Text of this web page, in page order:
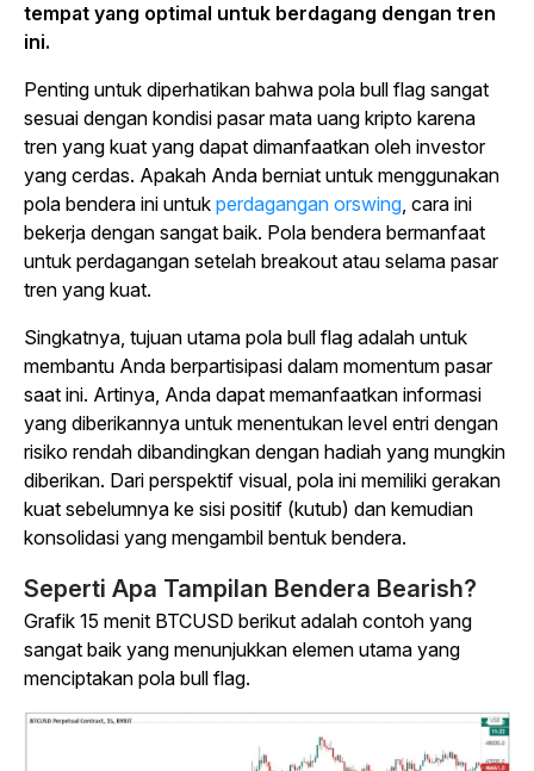
tempat yang optimal untuk berdagang dengan tren
ini.
Penting untuk diperhatikan bahwa pola bull flag sangat
sesuai dengan kondisi pasar mata uang kripto karena
tren yang kuat yang dapat dimanfaatkan oleh investor
yang cerdas. Apakah Anda berniat untuk menggunakan
pola bendera ini untuk perdagangan orswing, cara ini
bekerja dengan sangat baik. Pola bendera bermanfaat
untuk perdagangan setelah breakout atau selama pasar
tren yang kuat.
Singkatnya, tujuan utama pola bull flag adalah untuk
membantu Anda berpartisipasi dalam momentum pasar
saat ini. Artinya, Anda dapat memanfaatkan informasi
yang diberikannya untuk menentukan level entri dengan
risiko rendah dibandingkan dengan hadiah yang mungkin
diberikan. Dari perspektif visual, pola ini memiliki gerakan
kuat sebelumnya ke sisi positif (kutub) dan kemudian
konsolidasi yang mengambil bentuk bendera.
Seperti Apa Tampilan Bendera Bearish?
Grafik 15 menit BTCUSD berikut adalah contoh yang
sangat baik yang menunjukkan elemen utama yang
menciptakan pola bull flag.